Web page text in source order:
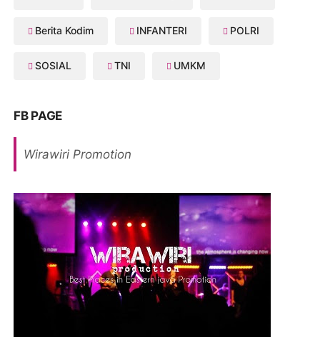
Berita Kodim INFANTERI POLRI
SOSIAL TNI UMKM
FB PAGE
Wirawiri Promotion